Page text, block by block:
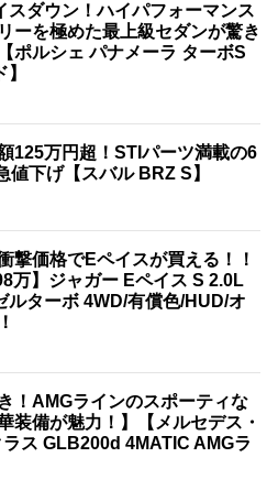
スダウン！ハイパフォーマンス
ーを極めた最上級セダンが驚き
ポルシェ パナメーラ ターボS
125万円超！STIパーツ満載の6
値下げ【スバル BRZ S】
撃価格でEペイスが買える！！
万】ジャガー Eペイス S 2.0L
ルターボ 4WD/有償色/HUD/オ
！AMGラインのスポーティな
装備が魅力！】【メルセデス・
ス GLB200d 4MATIC AMGラ